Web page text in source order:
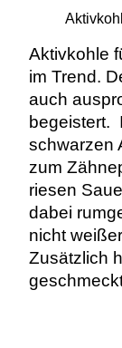
Aktivkohle
im Trend.
auch
begeistert.
schwarzen
zum
riesen
dabei
nicht
Zusätzlich